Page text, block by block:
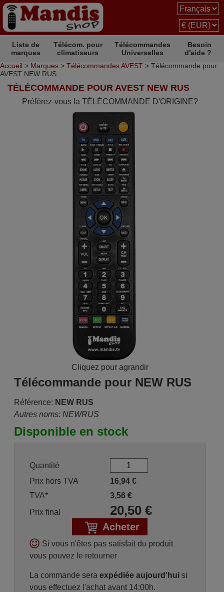
Liste de
marques
Télécom. pour
climatiseurs
Télécommandes
Universelles
Besoin
d'aide ?
Accueil > Marques > Télécommandes AVEST > Télécommande pour
AVEST NEW RUS
TÉLÉCOMMANDE POUR AVEST NEW RUS
Préférez-vous la TÉLÉCOMMANDE D'ORIGINE?
Cliquez pour agrandir
Télécommande pour NEW RUS
Référence: NEW RUS
Autres noms: NEWRUS
Disponible en stock
Quantité
Prix hors TVA
16,94€
TVA*
3,56€
Prix final
20,50€
Acheter
Si vous n'êtes pas satisfait du produit
vous pouvez le retourner
La commande sera expédiée aujourd'huisi
vous effectuez l'achat avant 14:00h.